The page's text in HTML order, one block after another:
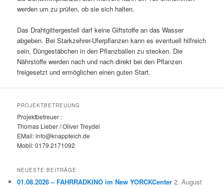
werden um zu prüfen, ob sie sich halten.
Das Drahtgittergestell darf keine Giftstoffe an das Wasser
abgeben. Bei Starkzehrer-Uferpflanzen kann es eventuell hilfreich
sein, Düngestäbchen in den Pflanzballen zu stecken. Die
Nährstoffe werden nach und nach direkt bei den Pflanzen
freigesetzt und ermöglichen einen guten Start.
PROJEKTBETREUUNG
Projektbetreuer :
Thomas Lieber / Oliver Treydel
EMail: info@knappteich.de
Mobil: 0179 2171092
NEUESTE BEITRÄGE
01.08.2026 – FAHRRADKINO im New YORCKCenter 2. August